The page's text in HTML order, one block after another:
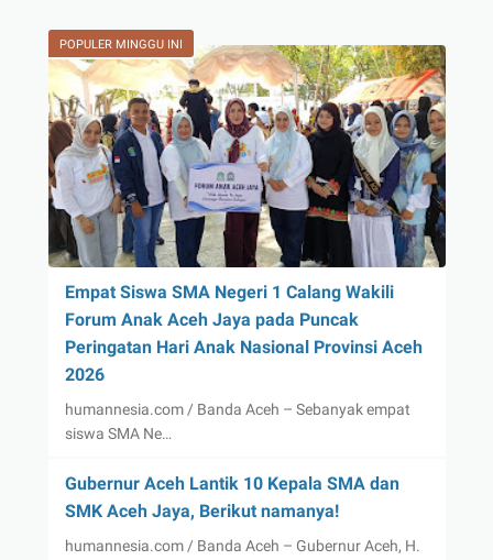
POPULER MINGGU INI
Empat Siswa SMA Negeri 1 Calang Wakili
Forum Anak Aceh Jaya pada Puncak
Peringatan Hari Anak Nasional Provinsi Aceh
2026
humannesia.com / Banda Aceh – Sebanyak empat
siswa SMA Ne…
Gubernur Aceh Lantik 10 Kepala SMA dan
SMK Aceh Jaya, Berikut namanya!
humannesia.com / Banda Aceh – Gubernur Aceh, H.